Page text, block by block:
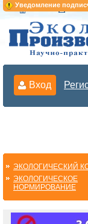
Уведомление
Вход
ЭКОЛОГИЧЕСКИЙ
ЭКОЛОГИЧЕСКОЕ
НОРМИРОВАНИЕ